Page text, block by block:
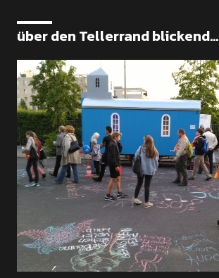
über den Tellerrand blickend...